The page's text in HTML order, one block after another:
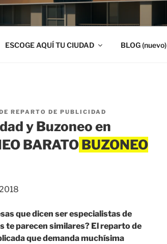
ESCOGE AQUÍ TU CIUDAD BLOG (nuevo)
REPARTO DE PUBLICIDAD
y Buzoneo en
BARATO
que dicen ser especialistas de
te parecen similares? El reparto de
que demanda muchísima